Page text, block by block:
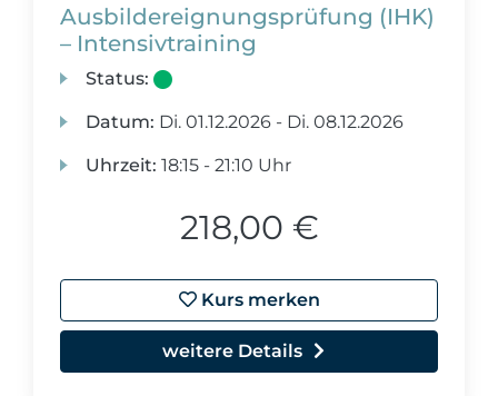
Ausbildereignungsprüfung (IHK)
– Intensivtraining
Status:
Datum: Di. 01.12.2026 - Di. 08.12.2026
Uhrzeit: 18:15 - 21:10 Uhr
218,00 €
Kurs merken
weitere Details